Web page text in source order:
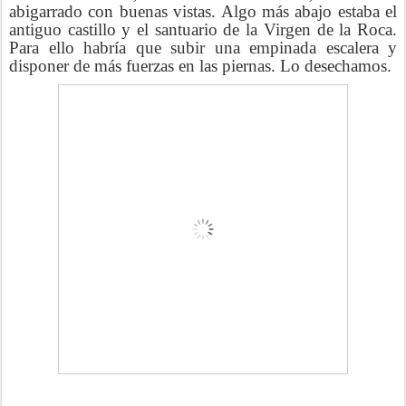
abigarrado con buenas vistas. Algo más abajo estaba el
antiguo castillo y el santuario de la Virgen de la Roca.
Para ello habría que subir una empinada escalera y
disponer de más fuerzas en las piernas. Lo desechamos.